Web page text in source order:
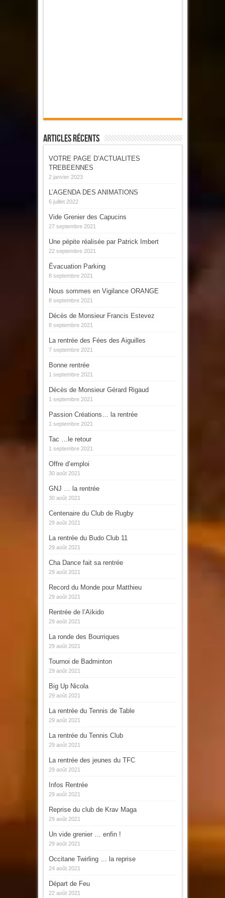
Articles Récents
VOTRE PAGE D’ACTUALITES
TREBEENNES
2 janvier 2023
L’AGENDA DES ANIMATIONS
6 juillet 2022
Vide Grenier des Capucins
27 septembre 2021
Une pépite réalisée par Patrick Imbert
22 septembre 2021
Évacuation Parking
8 septembre 2021
Nous sommes en Vigilance ORANGE
8 septembre 2021
Décès de Monsieur Francis Estevez
8 septembre 2021
La rentrée des Fées des Aiguilles
7 septembre 2021
Bonne rentrée
1 septembre 2021
Décès de Monsieur Gérard Rigaud
1 septembre 2021
Passion Créations… la rentrée
1 septembre 2021
Tac …le retour
1 septembre 2021
Offre d’emploi
30 août 2021
GNJ … la rentrée
30 août 2021
Centenaire du Club de Rugby
29 août 2021
La rentrée du Budo Club 11
29 août 2021
Cha Dance fait sa rentrée
29 août 2021
Record du Monde pour Matthieu
29 août 2021
Rentrée de l’Aïkido
29 août 2021
La ronde des Bourriques
29 août 2021
Tournoi de Badminton
29 août 2021
Big Up Nicola
29 août 2021
La rentrée du Tennis de Table
29 août 2021
La rentrée du Tennis Club
29 août 2021
La rentrée des jeunes du TFC
29 août 2021
Infos Rentrée
29 août 2021
Reprise du club de Krav Maga
29 août 2021
Un vide grenier … enfin !
29 août 2021
Occitane Twirling … la reprise
24 août 2021
Départ de Feu
22 août 2021